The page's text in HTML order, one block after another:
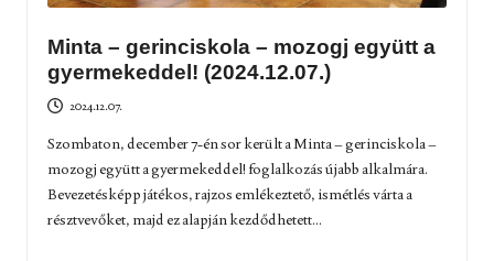
Minta – gerinciskola – mozogj együtt a
gyermekeddel! (2024.12.07.)
2024.12.07.
Szombaton, december 7-én sor került a Minta – gerinciskola –
mozogj együtt a gyermekeddel! foglalkozás újabb alkalmára.
Bevezetésképp játékos, rajzos emlékeztető, ismétlés várta a
résztvevőket, majd ez alapján kezdődhetett...